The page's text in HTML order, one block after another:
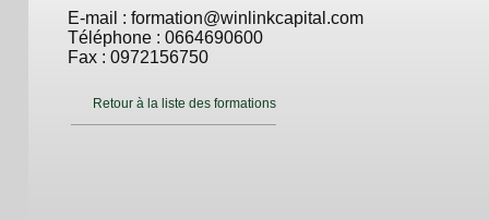
E-mail : formation@winlinkcapital.com
Téléphone : 0664690600
Fax : 0972156750
Retour à la liste des formations